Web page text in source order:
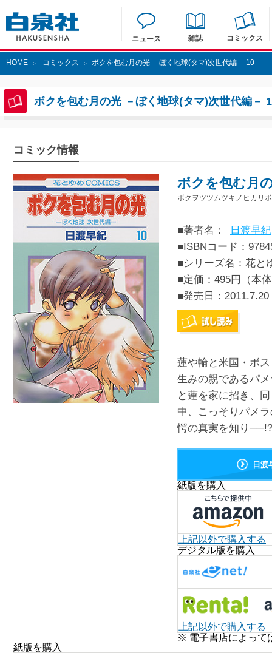
ニュース 雑誌 コミックス
HOME > コミックス > ボクを包む月の光 －ぼく地球(タマ)次世代編－ 10
ボクを包む月の光 －ぼく地球(タマ)次世代編－
コミック情報
ボクを包む月
ボクヲツツムツキノヒカリ
■著者名：
日渡早紀
■ISBNコード：
■シリーズ名：花と
■定価：495円（本
■発売日： 2011.7.20
蓮や輪と米国・ボ
生みの親であるパ
と蓮を家に招き、
中、こっそりパメ
愕の真実を知り
日渡
紙版を購入
上記以外で購入する
デジタル版を購入
上記以外で購入する
※ 電子書店によって
紙版を購入